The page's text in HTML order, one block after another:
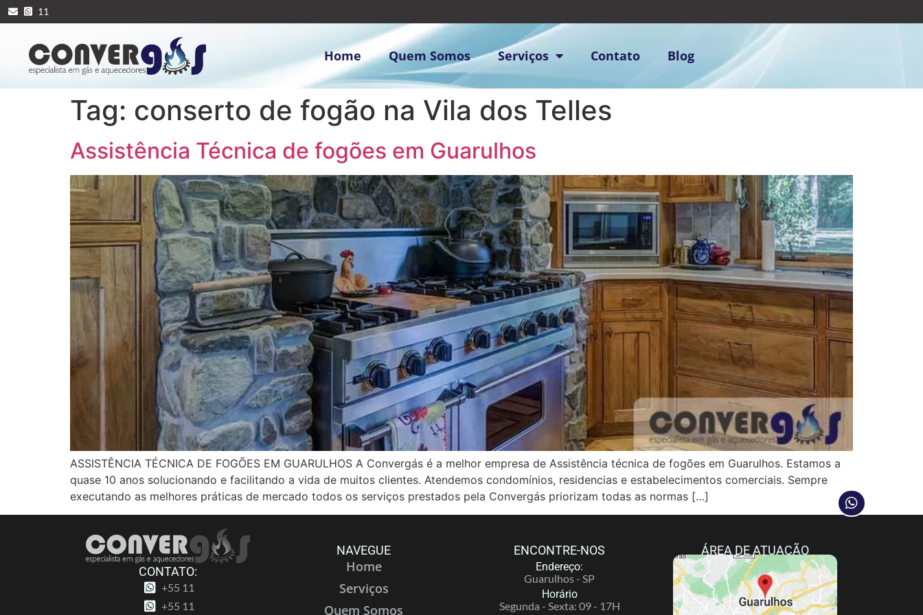
11
Home Quem Somos Serviços Contato Blog
Tag: conserto de fogão na Vila dos Telles
Assistência Técnica de fogões em Guarulhos
ASSISTÊNCIA TÉCNICA DE FOGÕES EM GUARULHOS A Convergás é a melhor empresa de Assistência técnica de fogões em Guarulhos. Estamos a
quase 10 anos solucionando e facilitando a vida de muitos clientes. Atendemos condomínios, residencias e estabelecimentos comerciais. Sempre
executando as melhores práticas de mercado todos os serviços prestados pela Convergás priorizam todas as normas […]
CONTATO:
+55 11
+55 11
NAVEGUE
Home
Serviços
Quem Somos
ENCONTRE-NOS
Endereço:
Guarulhos - SP
Horário
Segunda - Sexta: 09 - 17H
ÁREA DE ATUAÇÃO